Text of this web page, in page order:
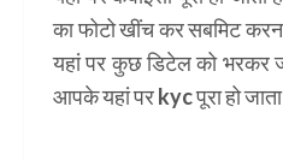
का फोटो खींच कर सबमिट
यहां पर कुछ डिटेल को भरकर
आपके यहां पर kyc पूरा हो